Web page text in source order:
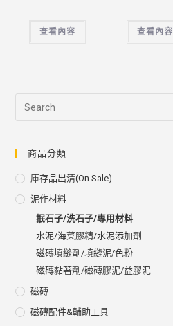
查看內容 查看內容
商品分類
庫存品出清(on Sale)
泥作材料
抿石子/洗石子/專用材料
水泥/海菜膠精/水泥添加劑
磁磚填縫劑/填縫泥/色粉
磁磚黏著劑/磁磚膠泥/益膠泥
磁磚
磁磚配件&輔助工具